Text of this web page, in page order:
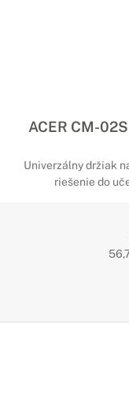
ACER CM-
Univerzálny držiak
riešenie do